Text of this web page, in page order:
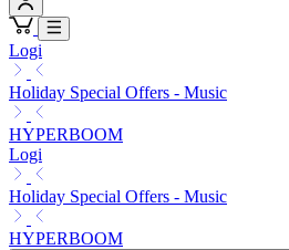
Logi
Holiday Special Offers - Music
HYPERBOOM
Logi
Holiday Special Offers - Music
HYPERBOOM